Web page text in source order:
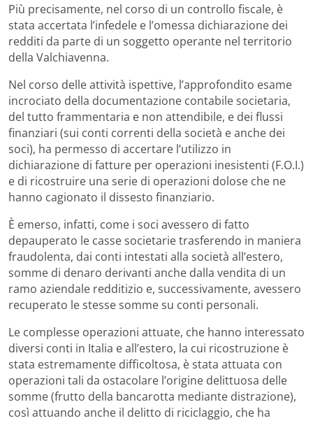
Più precisamente, nel corso di un controllo fiscale, è
stata accertata l’infedele e l’omessa dichiarazione dei
redditi da parte di un soggetto operante nel territorio
della Valchiavenna.
Nel corso delle attività ispettive, l’approfondito esame
incrociato della documentazione contabile societaria,
del tutto frammentaria e non attendibile, e dei flussi
finanziari (sui conti correnti della società e anche dei
soci), ha permesso di accertare l’utilizzo in
dichiarazione di fatture per operazioni inesistenti (F.O.I.)
e di ricostruire una serie di operazioni dolose che ne
hanno cagionato il dissesto finanziario.
È emerso, infatti, come i soci avessero di fatto
depauperato le casse societarie trasferendo in maniera
fraudolenta, dai conti intestati alla società all’estero,
somme di denaro derivanti anche dalla vendita di un
ramo aziendale redditizio e, successivamente, avessero
recuperato le stesse somme su conti personali.
Le complesse operazioni attuate, che hanno interessato
diversi conti in Italia e all’estero, la cui ricostruzione è
stata estremamente difficoltosa, è stata attuata con
operazioni tali da ostacolare l’origine delittuosa delle
somme (frutto della bancarotta mediante distrazione),
così attuando anche il delitto di riciclaggio, che ha